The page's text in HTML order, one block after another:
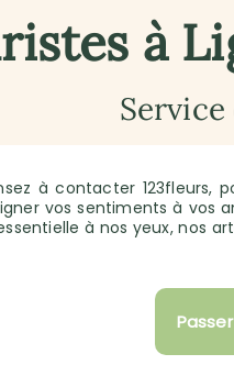
à
à contacter 123fleurs,
vos sentiments à vos
à nos yeux, nos